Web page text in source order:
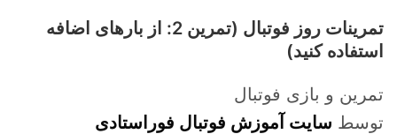
تمرینات روز فوتبال (تمرین 2: از بارهای اضافه
استفاده کنید)
تمرین و بازی فوتبال
توسط سایت آموزش فوتبال فوراستادی